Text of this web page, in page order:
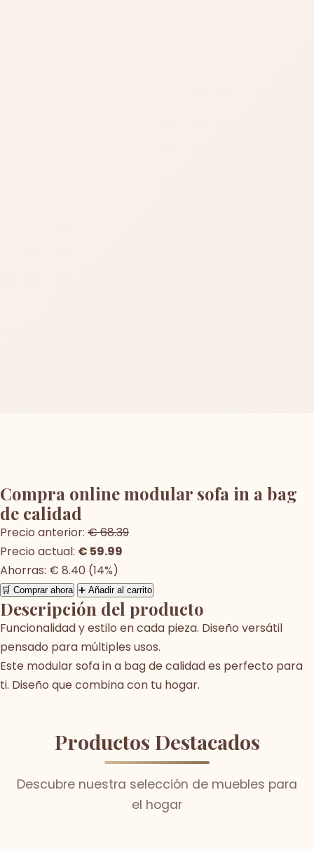
Compra online modular sofa in a bag
de calidad
Precio anterior: € 68.39
Precio actual: € 59.99
Ahorras: € 8.40 (14%)
🛒 Comprar ahora ➕ Añadir al carrito
Descripción del producto
Funcionalidad y estilo en cada pieza. Diseño versátil
pensado para múltiples usos.
Este modular sofa in a bag de calidad es perfecto para
ti. Diseño que combina con tu hogar.
Productos Destacados
Descubre nuestra selección de muebles para
el hogar